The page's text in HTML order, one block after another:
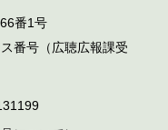
番1号
番号（広聴広報課受